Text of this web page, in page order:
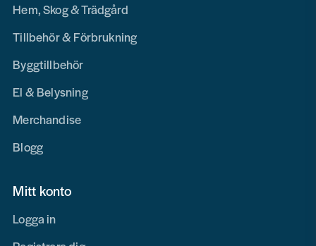
Hem, Skog & Trädgård
Tillbehör & Förbrukning
Byggtillbehör
El & Belysning
Merchandise
Blogg
Mitt konto
Logga in